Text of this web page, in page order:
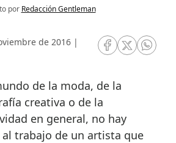
por Redacción Gentleman
de 2016 |
RRSS Facebook
RRSSRRSS
creativa o de la
en general, no hay
trabajo de un artista que